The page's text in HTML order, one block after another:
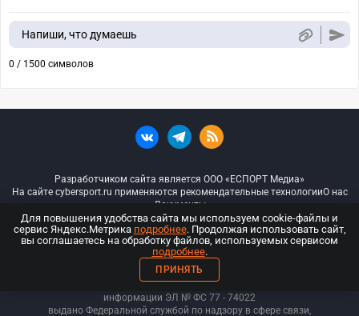
Напиши, что думаешь
0 / 1500 символов
Разработчиком сайта является ООО «ЕСПОРТ Медиа»
На сайте cybersport.ru применяются рекомендательные технологииО нас
Документы
© ООО «Киберспорт.ру» — Все права защищены
18+
ООО «Киберспорт.ру». Свидетельство о регистрации средств массовой
информации ЭЛ № ФС 77 - 74022
выдано Федеральной службой по надзору в сфере связи,
Для повышения удобства сайта мы используем cookie-файлы и
сервис Яндекс.Метрика подробнее. Продолжая использовать сайт,
вы соглашаетесь на обработку файлов, используемых сервисом
подробнее.
ПРИНЯТЬ